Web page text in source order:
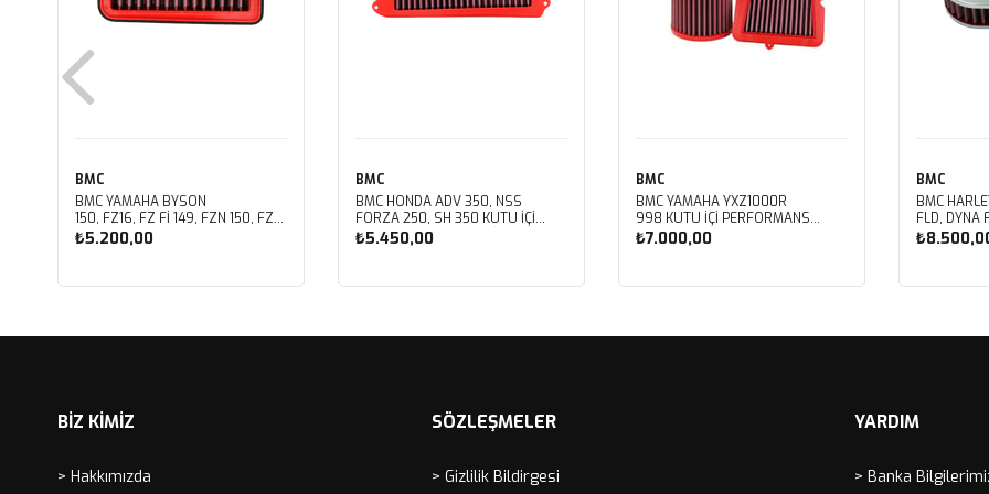
BMC
BMC YAMAHA BYSON
150, FZ16, FZ FI 149, FZN 150, FZS
FI V3 KUTU İÇİ PERFORMANS
HAVA FİLTRESİ FM01147
₺5.200,00
BMC
BMC HONDA ADV 350, NSS
FORZA 250, SH 350 KUTU İÇİ
PERFORMANS HAVA FİLTRESİ
₺5.450,00
BMC
BMC YAMAHA YXZ1000R
998 KUTU İÇİ PERFORMANS
HAVA FİLTRESİ FM01128
₺7.000,00
BMC
BMC
FLD, DYNA
FXDBB,
FXDF,
FM01123
BİZ KİMİZ
> Hakkımızda
SÖZLEŞMELER
> Gizlilik Bildirgesi
YARDIM
> Banka